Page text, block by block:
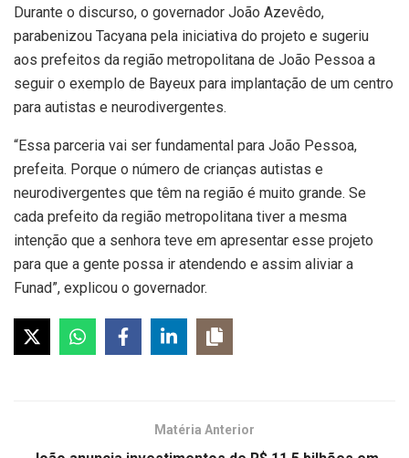
Durante o discurso, o governador João Azevêdo,
parabenizou Tacyana pela iniciativa do projeto e sugeriu
aos prefeitos da região metropolitana de João Pessoa a
seguir o exemplo de Bayeux para implantação de um centro
para autistas e neurodivergentes.
“Essa parceria vai ser fundamental para João Pessoa,
prefeita. Porque o número de crianças autistas e
neurodivergentes que têm na região é muito grande. Se
cada prefeito da região metropolitana tiver a mesma
intenção que a senhora teve em apresentar esse projeto
para que a gente possa ir atendendo e assim aliviar a
Funad”, explicou o governador.
Matéria Anterior